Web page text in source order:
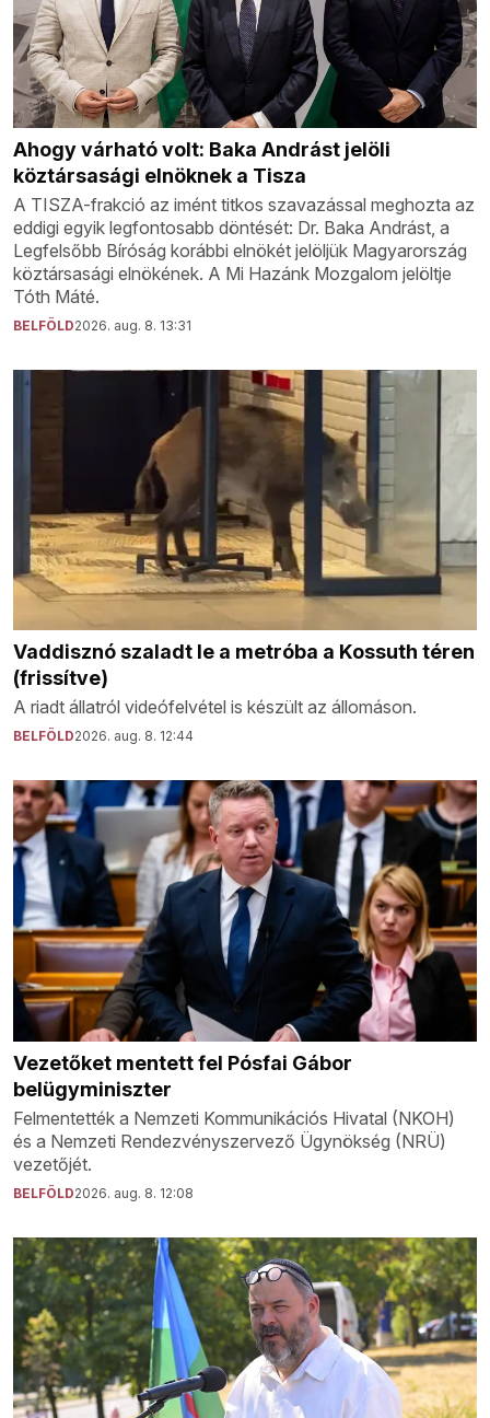
Ahogy várható volt: Baka Andrást jelöli
köztársasági elnöknek a Tisza
A TISZA-frakció az imént titkos szavazással meghozta az
eddigi egyik legfontosabb döntését: Dr. Baka Andrást, a
Legfelsőbb Bíróság korábbi elnökét jelöljük Magyarország
köztársasági elnökének. A Mi Hazánk Mozgalom jelöltje
Tóth Máté.
BELFÖLD2026. aug. 8. 13:31
Vaddisznó szaladt le a metróba a Kossuth téren
(frissítve)
A riadt állatról videófelvétel is készült az állomáson.
BELFÖLD2026. aug. 8. 12:44
Vezetőket mentett fel Pósfai Gábor
belügyminiszter
Felmentették a Nemzeti Kommunikációs Hivatal (NKOH)
és a Nemzeti Rendezvényszervező Ügynökség (NRÜ)
vezetőjét.
BELFÖLD2026. aug. 8. 12:08